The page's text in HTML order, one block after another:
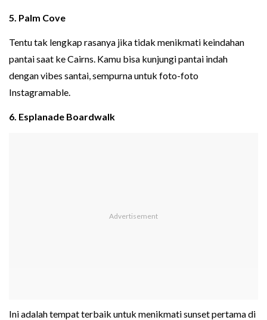
5. Palm Cove
Tentu tak lengkap rasanya jika tidak menikmati keindahan
pantai saat ke Cairns. Kamu bisa kunjungi pantai indah
dengan vibes santai, sempurna untuk foto-foto
Instagramable.
6. Esplanade Boardwalk
Ini adalah tempat terbaik untuk menikmati sunset pertama di